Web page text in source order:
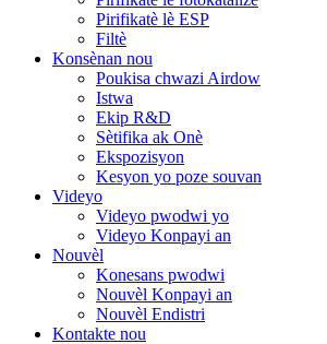
Pirifikatè lè ESP
Filtè
Konsènan nou
Poukisa chwazi Airdow
Istwa
Ekip R&D
Sètifika ak Onè
Ekspozisyon
Kesyon yo poze souvan
Videyo
Videyo pwodwi yo
Videyo Konpayi an
Nouvèl
Konesans pwodwi
Nouvèl Konpayi an
Nouvèl Endistri
Kontakte nou